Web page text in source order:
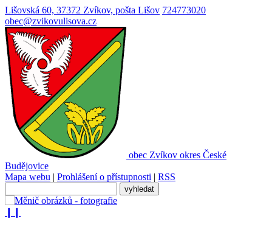
Lišovská 60, 37372 Zvíkov, pošta Lišov 724773020
obec@zvikovulisova.cz
obec Zvíkov okres České
Budějovice
Mapa webu | Prohlášení o přístupnosti | RSS